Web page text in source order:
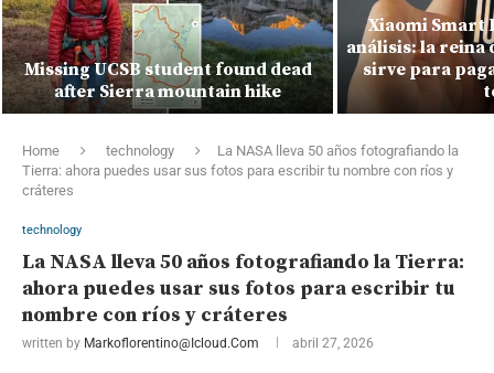
Missing UCSB student found dead
after Sierra mountain hike
Xiaomi Smart
análisis: la reina
sirve para
Home technology
La NASA lleva 50 años fotografiando la
Tierra: ahora puedes usar sus fotos para escribir tu nombre con ríos y
cráteres
technology
La NASA lleva 50 años fotografiando la Tierra:
ahora puedes usar sus fotos para escribir tu
nombre con ríos y cráteres
written by Markoflorentino@icloud.com abril 27, 2026